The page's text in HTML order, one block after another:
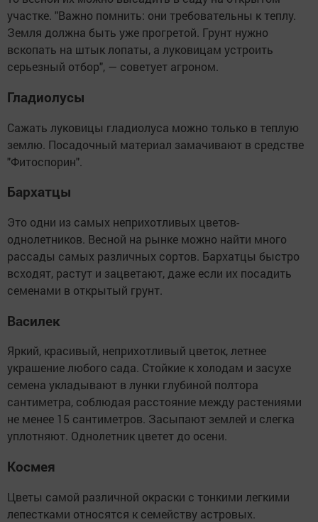
участке. "Важно помнить: они требовательны к теплу.
Земля должна быть уже прогретой. Грунт нужно
вскопать на штык лопаты, а луковицам устроить
серьезный отбор", — советует агроном.
Гладиолусы
Сажать луковицы гладиолуса можно только в теплую
землю. Посадочный материал замачивают в средстве
"Фитоспорин".
Бархатцы
Это одни из самых неприхотливых цветов-
однолетников. Весной на рынке можно найти много
рассады самых различных сортов. Бархатцы быстро
всходят, растут и зацветают, даже если их посадить
семенами в открытый грунт.
Василек
Яркий, красивый, неприхотливый цветок, летнее
украшение любого сада. Стойкие к холодам и засухе
семена укладывают в лунки глубиной полтора
сантиметра, соблюдая расстояние между растениями
не менее 15 сантиметров. Засыпают землей и слегка
уплотняют. Однолетник цветет до осени.
Космея
Цветы самой различной окраски с тонкими легкими
лепестками относятся к семейству астровых.